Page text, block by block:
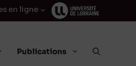
en ligne
Publications